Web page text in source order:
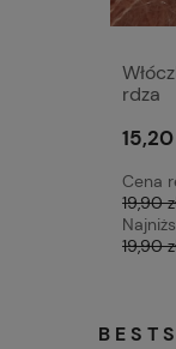
rdza
15,20
Cena
19,90
19,90